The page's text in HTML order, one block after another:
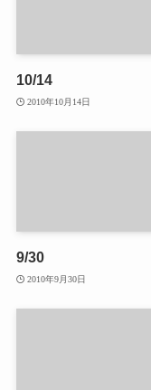
10/14
2010年10月14日
9/30
2010年9月30日